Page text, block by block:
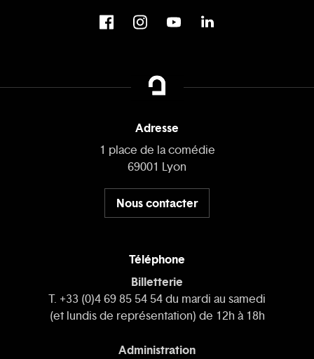
Adresse
1 place de la comédie
69001 Lyon
Nous contacter
Téléphone
Billetterie
T. +33 (0)4 69 85 54 54 du mardi au samedi
(et lundis de représentation) de 12h à 18h
Administration